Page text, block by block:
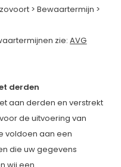
> Bewaartermijn >
zie:AVG
derden
aan derden en verstrekt
de uitvoering van
voldoen aan een
die uw gegevens